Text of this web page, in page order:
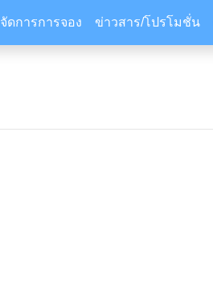
จัดการการจอง ข่าวสาร/โปรโมชั่น